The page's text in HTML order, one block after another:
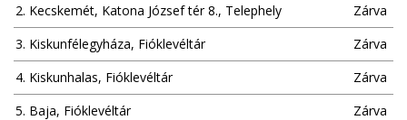
2. Kecskemét, Katona József tér 8., Telephely
Zárva
3. Kiskunfélegyháza, Fióklevéltár
Zárva
4. Kiskunhalas, Fióklevéltár
Zárva
5. Baja, Fióklevéltár
Zárva